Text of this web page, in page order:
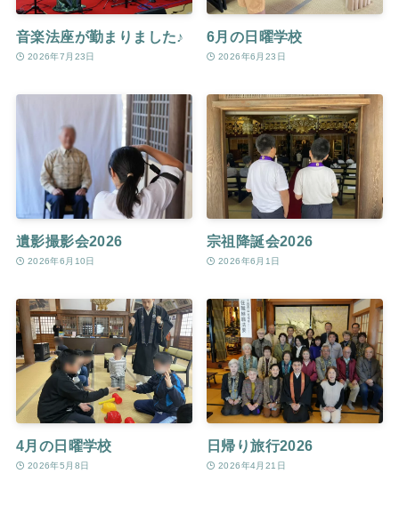
音楽法座が勤まりました♪
2026年7月23日
6月の日曜学校
2026年6月23日
遺影撮影会2026
2026年6月10日
宗祖降誕会2026
2026年6月1日
4月の日曜学校
2026年5月8日
日帰り旅行2026
2026年4月21日